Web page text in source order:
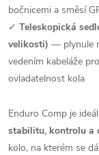
bočnicemi a směsí
✓ Teleskopická
velikosti) — plynule
vedením kabeláže
ovladatelnost kola
Enduro Comp je
stabilitu, kontrolu a
kolo, na kterém se